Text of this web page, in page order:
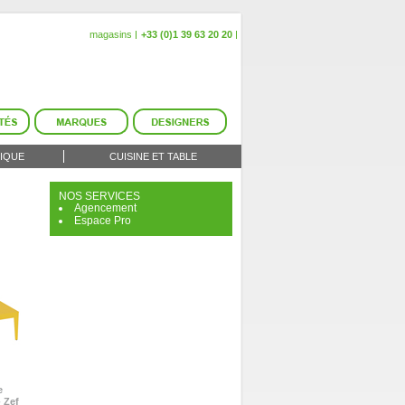
magasins +33 (0)1 39 63 20 20
CUISINE ET TABLE
NOS SERVICES
Agencement
Espace Pro
Zef